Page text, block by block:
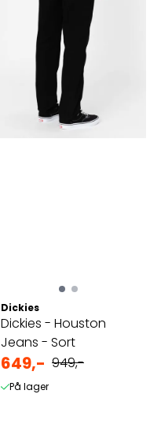
Dickies
Dickies - Houston
Jeans - Sort
649,- 949,-
På lager